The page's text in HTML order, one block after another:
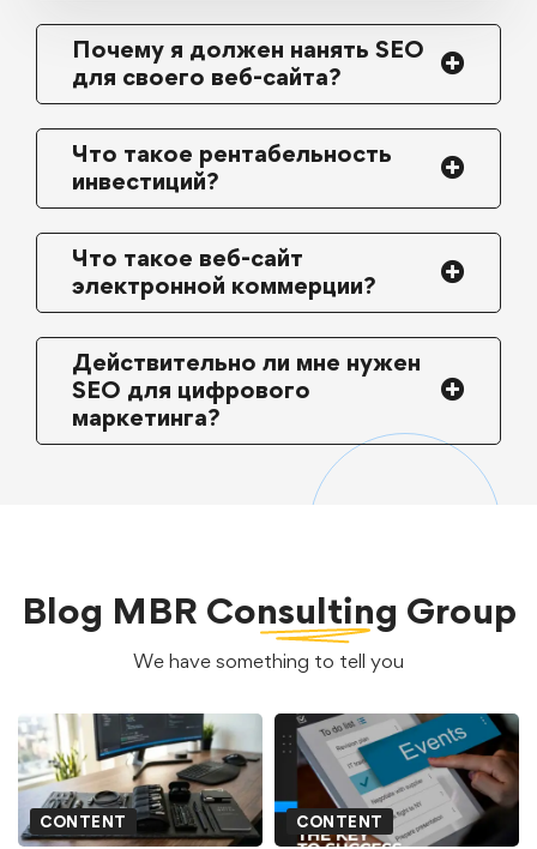
Почему я должен нанять SEO
для своего веб-сайта?
Что такое рентабельность
инвестиций?
Что такое веб-сайт
электронной коммерции?
Действительно ли мне нужен
SEO для цифрового
маркетинга?
Blog MBR Consulting Group
We have something to tell you
CONTENT CONTENT